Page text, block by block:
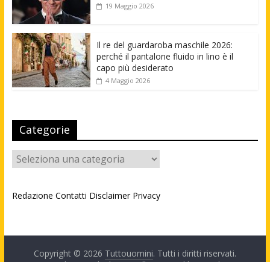
19 Maggio 2026
Il re del guardaroba maschile 2026:
perché il pantalone fluido in lino è il
capo più desiderato
4 Maggio 2026
Categorie
Categorie
Redazione Contatti Disclaimer Privacy
Copyright © 2026 Tuttouomini. Tutti i diritti riservati.